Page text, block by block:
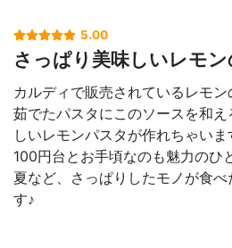
5.00
さっぱり美味しいレモ
カルディで販売されているレモン
茹でたパスタにこのソースを和
しいレモンパスタが作れちゃい
100円台とお手頃なのも魅力のひ
夏など、さっぱりしたモノが食
す♪